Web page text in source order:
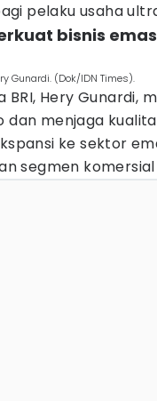
pelaku usaha
bisnis
Gunardi. (Dok/IDN Times).
BRI, Hery Gunardi,
dan menjaga
ke sektor
segmen